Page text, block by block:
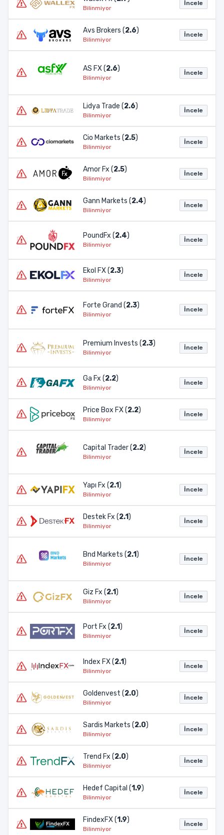
Bilinmiyor
İncele
Avs Brokers (2.6)
Bilinmiyor
İncele
AS FX (2.6)
Bilinmiyor
İncele
Lidya Trade (2.6)
Bilinmiyor
İncele
Cio Markets (2.5)
Bilinmiyor
İncele
Amor Fx (2.5)
Bilinmiyor
İncele
Gann Markets (2.4)
Bilinmiyor
İncele
PoundFx (2.4)
Bilinmiyor
İncele
Ekol FX (2.3)
Bilinmiyor
İncele
Forte Grand (2.3)
Bilinmiyor
İncele
Premium Invests (2.3)
Bilinmiyor
İncele
Ga Fx (2.2)
Bilinmiyor
İncele
Price Box FX (2.2)
Bilinmiyor
İncele
Capital Trader (2.2)
Bilinmiyor
İncele
Yapı Fx (2.1)
Bilinmiyor
İncele
Destek Fx (2.1)
Bilinmiyor
İncele
Bnd Markets (2.1)
Bilinmiyor
İncele
Giz Fx (2.1)
Bilinmiyor
İncele
Port Fx (2.1)
Bilinmiyor
İncele
Index FX (2.1)
Bilinmiyor
İncele
Goldenvest (2.0)
Bilinmiyor
İncele
Sardis Markets (2.0)
Bilinmiyor
İncele
Trend Fx (2.0)
Bilinmiyor
İncele
Hedef Capital (1.9)
Bilinmiyor
İncele
FindexFX (1.9)
Bilinmiyor
İncele